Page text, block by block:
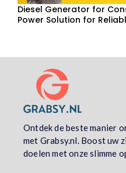
Diesel Generator for
Power Solution for
Ontdek de beste manier
met Grabsy.nl. Boost uw
doelen met onze slimme